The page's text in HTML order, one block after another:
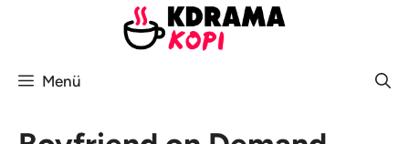
Menü